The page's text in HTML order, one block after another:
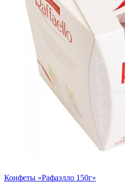
Конфеты «Рафаэлло 150г»